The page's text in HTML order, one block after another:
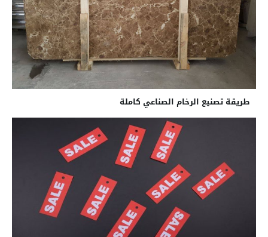
طريقة تصنيع الرخام الصناعي كاملة